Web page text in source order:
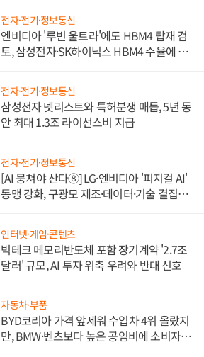
전자·전기·정보통신
엔비디아 '루빈 울트라'에도 HBM4 탑재 검
토, 삼성전자·SK하이닉스 HBM4 수율에 주
전자·전기·정보통신
삼성전자 넷리스트와 특허분쟁 매듭, 5년 동
안 최대 1.3조 라이선스비 지급
전자·전기·정보통신
[AI 뭉쳐야 산다⑧] LG·엔비디아 '피지컬 AI'
동맹 강화, 구광모 제조·데이터·기술 결집
인터넷·게임·콘텐츠
빅테크 메모리반도체 포함 장기계약 '2.7조
달러' 규모, AI 투자 위축 우려와 반대 신호
자동차·부품
BYD코리아 가격 앞세워 수입차 4위 올랐지
만, BMW·벤츠보다 높은 공임비에 소비자